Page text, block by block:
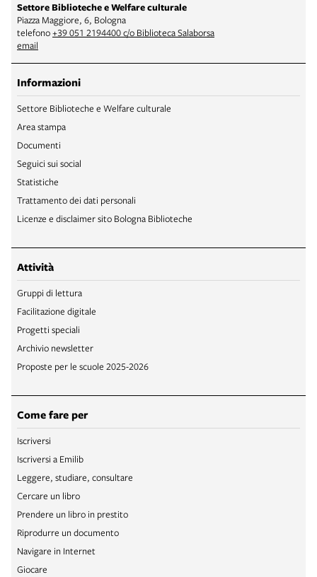
Settore Biblioteche e Welfare culturale
Piazza Maggiore, 6, Bologna
telefono+39 051 2194400 c/o Biblioteca Salaborsa
email
Informazioni
Settore Biblioteche e Welfare culturale
Area stampa
Documenti
Seguici sui social
Statistiche
Trattamento dei dati personali
Licenze e disclaimer sito Bologna Biblioteche
Attività
Gruppi di lettura
Facilitazione digitale
Progetti speciali
Archivio newsletter
Proposte per le scuole 2025-2026
Come fare per
Iscriversi
Iscriversi a Emilib
Leggere, studiare, consultare
Cercare un libro
Prendere un libro in prestito
Riprodurre un documento
Navigare in Internet
Giocare